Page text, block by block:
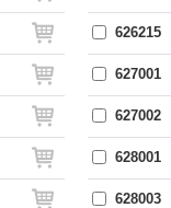
626215
627001
627002
628001
628003